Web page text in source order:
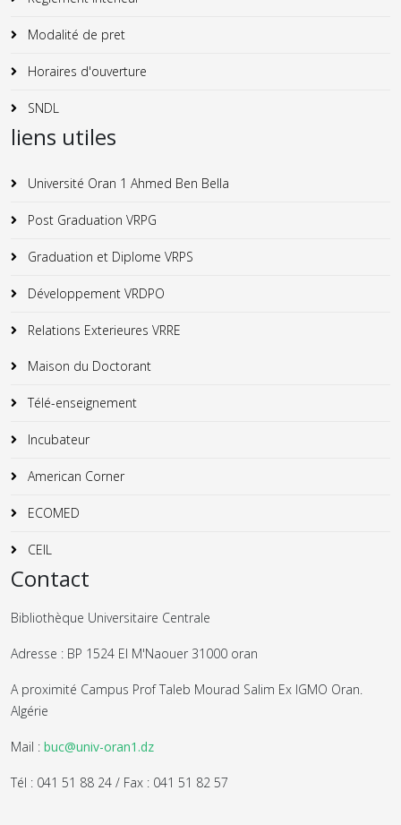
Modalité de pret
Horaires d'ouverture
SNDL
liens utiles
Université Oran 1 Ahmed Ben Bella
Post Graduation VRPG
Graduation et Diplome VRPS
Développement VRDPO
Relations Exterieures VRRE
Maison du Doctorant
Télé-enseignement
Incubateur
American Corner
ECOMED
CEIL
Contact
Bibliothèque Universitaire Centrale
Adresse : BP 1524 El M'Naouer 31000 oran
A proximité Campus Prof Taleb Mourad Salim Ex IGMO Oran.
Algérie
Mail : buc@univ-oran1.dz
Tél : 041 51 88 24 / Fax : 041 51 82 57